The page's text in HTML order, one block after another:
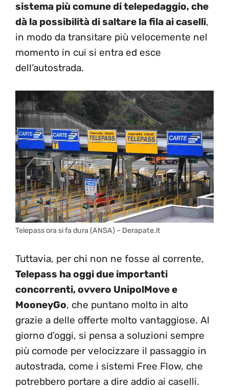
sistema più comune di telepedaggio, che
dà la possibilità di saltare la fila ai caselli,
in modo da transitare più velocemente nel
momento in cui si entra ed esce
dell’autostrada.
Telepass ora si fa dura (ANSA) – Derapate.it
Tuttavia, per chi non ne fosse al corrente,
Telepass ha oggi due importanti
concorrenti, ovvero UnipolMove e
MooneyGo, che puntano molto in alto
grazie a delle offerte molto vantaggiose. Al
giorno d’oggi, si pensa a soluzioni sempre
più comode per velocizzare il passaggio in
autostrada, come i sistemi Free Flow, che
potrebbero portare a dire addio ai caselli.